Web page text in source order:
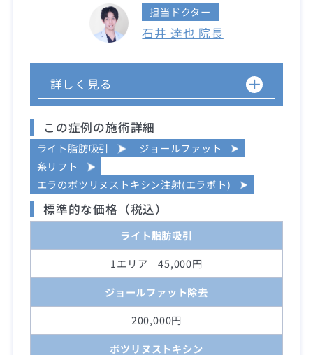
担当ドクター
石井 達也 院長
詳しく見る
この症例の施術詳細
ライト脂肪吸引
ジョールファット
糸リフト
エラのボツリヌストキシン注射(エラボト)
標準的な価格（税込）
ライト脂肪吸引
1エリア 45,000円
ジョールファット除去
200,000円
ボツリヌストキシン